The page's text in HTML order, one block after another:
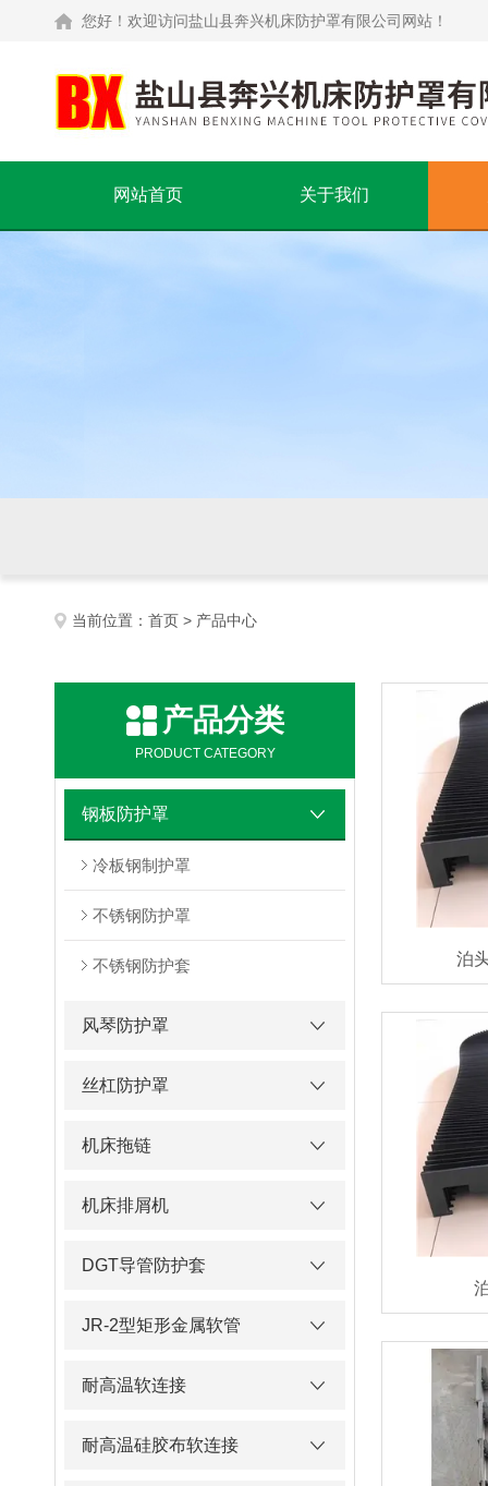
您好！欢迎访问盐山县奔兴机床防护罩有限公司网站！
网站首页 关于我们
当前位置： 首页 > 产品中心
产品分类
PRODUCT CATEGORY
钢板防护罩
冷板钢制护罩
不锈钢防护罩
不锈钢防护套
风琴防护罩
丝杠防护罩
机床拖链
机床排屑机
DGT导管防护套
JR-2型矩形金属软管
耐高温软连接
耐高温硅胶布软连接
泊